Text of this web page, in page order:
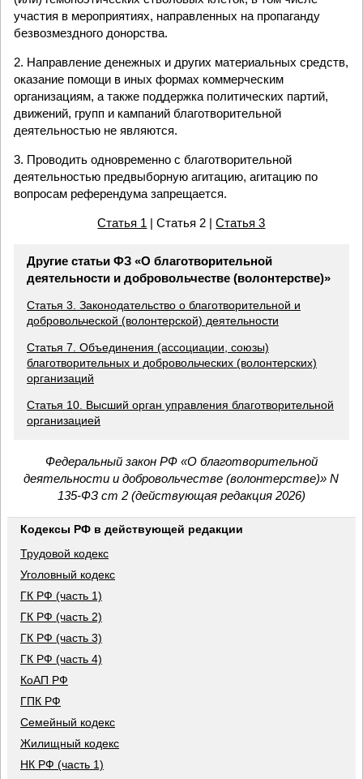
участия в мероприятиях, направленных на пропаганду
безвозмездного донорства.
2. Направление денежных и других материальных средств,
оказание помощи в иных формах коммерческим
организациям, а также поддержка политических партий,
движений, групп и кампаний благотворительной
деятельностью не являются.
3. Проводить одновременно с благотворительной
деятельностью предвыборную агитацию, агитацию по
вопросам референдума запрещается.
Статья 1 | Статья 2 |Статья 3
Другие статьи ФЗ «О благотворительной
деятельности и добровольчестве (волонтерстве)»
Статья 3. Законодательство о благотворительной и
добровольческой (волонтерской) деятельности
Статья 7. Объединения (ассоциации, союзы)
благотворительных и добровольческих (волонтерских)
организаций
Статья 10. Высший орган управления благотворительной
организацией
Федеральный закон РФ «О благотворительной
деятельности и добровольчестве (волонтерстве)» N
135-ФЗ ст 2 (действующая редакция 2026)
Кодексы РФ в действующей редакции
Трудовой кодекс
Уголовный кодекс
ГК РФ (часть 1)
ГК РФ (часть 2)
ГК РФ (часть 3)
ГК РФ (часть 4)
КоАП РФ
ГПК РФ
Семейный кодекс
Жилищный кодекс
НК РФ (часть 1)